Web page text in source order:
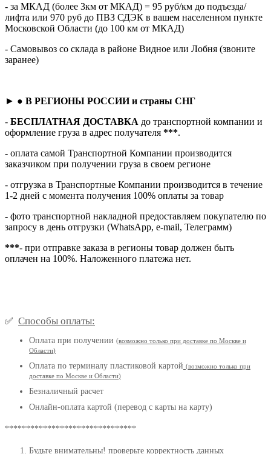
- за МКАД (более 3км от МКАД) = 95 руб/км до подъезда/
лифта или 970 руб до ПВЗ СДЭК в вашем населенном пункте
Московской Области (до 100 км от МКАД)
- Самовывоз со склада в районе Видное или Лобня (звоните
заранее)
► ● В РЕГИОНЫ РОССИИ и страны СНГ
- БЕСПЛАТНАЯ ДОСТАВКА до транспортной компании и
оформление груза в адрес получателя ***.
- оплата самой Транспортной Компании производится
заказчиком при получении груза в своем регионе
- отгрузка в Транспортные Компании производится в течение
1-2 дней с момента получения 100% оплаты за товар
- фото транспортной накладной предоставляем покупателю по
запросу в день отгрузки (WhatsApp, e-mail, Телеграмм)
***- при отправке заказа в регионы товар должен быть
оплачен на 100%. Наложенного платежа нет.
✅ Способы оплаты:
Оплата при получении (возможно только при доставке по Москве и
Области)
Оплата по терминалу пластиковой картой (возможно только при
доставке по Москве и Области)
Безналичный расчет
Онлайн-оплата картой (перевод с карты на карту)
*******************************
Будьте внимательны! проверьте корректность данных